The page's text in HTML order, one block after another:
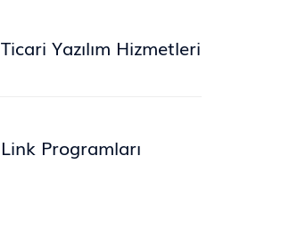
Ticari Yazılım Hizmetleri
Link Programları